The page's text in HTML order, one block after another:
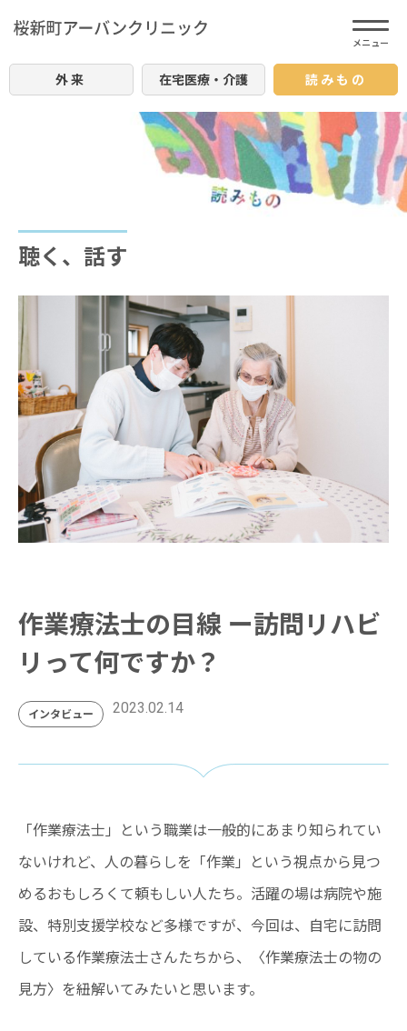
外来 在宅医療・介護 読みもの
聴く、話す
作業療法士の目線 ー訪問リハビ
リって何ですか？
インタビュー 2023.02.14
「作業療法士」という職業は一般的にあまり知られてい
ないけれど、人の暮らしを「作業」という視点から見つ
めるおもしろくて頼もしい人たち。活躍の場は病院や施
設、特別支援学校など多様ですが、今回は、自宅に訪問
している作業療法士さんたちから、〈作業療法士の物の
見方〉を紐解いてみたいと思います。